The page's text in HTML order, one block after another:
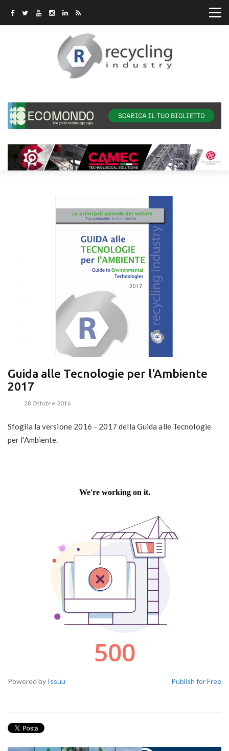
Guida alle Tecnologie per l'Ambiente
2017
28 Ottobre 2016
Sfoglia la versione 2016 - 2017 della Guida alle Tecnologie
per l'Ambiente.
Powered by Issuu Publish for Free